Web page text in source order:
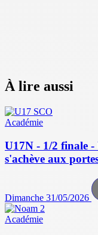
À lire aussi
Académie
U17N - 1/2 finale -
s'achève aux
Dimanche 31/05/2026
Académie